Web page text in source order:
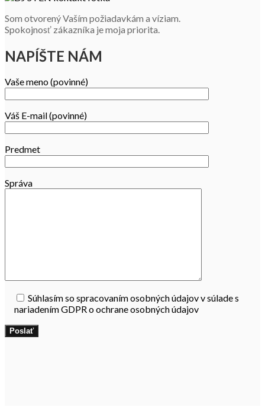
Som otvorený Vaším požiadavkám a víziam.
Spokojnosť zákazníka je moja priorita.
NAPÍŠTE NÁM
Vaše meno (povinné)
Váš E-mail (povinné)
Predmet
Správa
Súhlasím so spracovaním osobných údajov v súlade s
nariadením GDPR o ochrane osobných údajov